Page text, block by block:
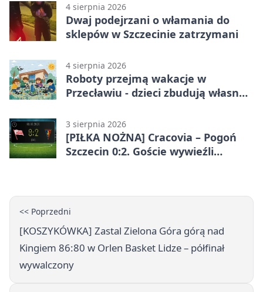
4 sierpnia 2026
Dwaj podejrzani o włamania do
sklepów w Szczecinie zatrzymani
4 sierpnia 2026
Roboty przejmą wakacje w
Przecławiu - dzieci zbudują własne
3 sierpnia 2026
[PIŁKA NOŻNA] Cracovia – Pogoń
Szczecin 0:2. Goście wywieźli
<< Poprzedni
[KOSZYKÓWKA] Zastal Zielona Góra górą nad
Kingiem 86:80 w Orlen Basket Lidze – półfinał
wywalczony